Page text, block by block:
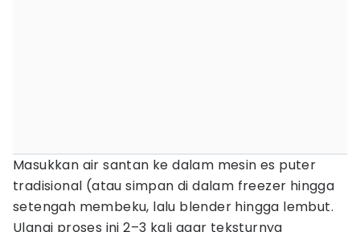
Masukkan air santan ke dalam mesin es puter
tradisional (atau simpan di dalam freezer hingga
setengah membeku, lalu blender hingga lembut.
Ulangi proses ini 2–3 kali agar teksturnya